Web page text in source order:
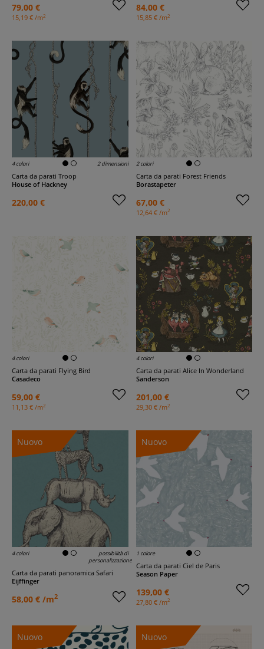
79,00 €
15,19 € /m2
84,00 €
15,85 € /m2
4 colori 2 dimensioni
Carta da parati Troop
House of Hackney
220,00 €
2 colori
Carta da parati Forest Friends
Borastapeter
67,00 €
12,64 € /m2
4 colori
Carta da parati Flying Bird
Casadeco
59,00 €
11,13 € /m2
4 colori
Carta da parati Alice In Wonderland
Sanderson
201,00 €
29,30 € /m2
Nuovo
4 colori
possibilità di
personalizzazione
Carta da parati panoramica Safari
Eijffinger
58,00 € /m2
Nuovo
1 colore
Carta da parati Ciel de Paris
Season Paper
139,00 €
27,80 € /m2
Nuovo Nuovo